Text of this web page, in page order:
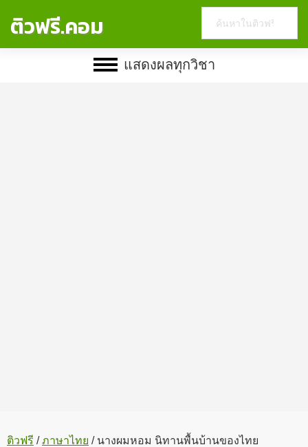
ติวฟรี.คอม
website
แสดงผลทุกวิชา
ติวฟรี / ภาษาไทย /นางผมหอม นิทานพื้นบ้านของไทย